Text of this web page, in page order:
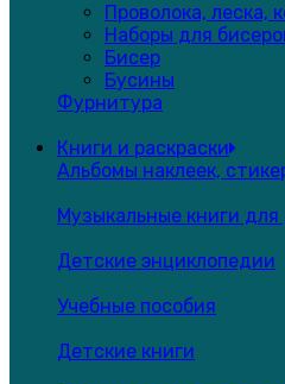
Проволока, леска,
Наборы для
Бисер
Бусины
Фурнитура
Книги и раскраски
Альбомы наклеек,
Музыкальные книги для
Детские энциклопедии
Учебные пособия
Детские книги